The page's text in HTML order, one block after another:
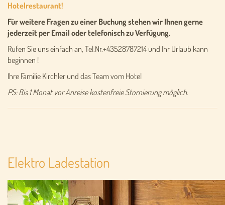
Hotelrestaurant!
Für weitere Fragen zu einer Buchung stehen wir Ihnen gerne
jederzeit per Email oder telefonisch zu Verfügung.
Rufen Sie uns einfach an, Tel.Nr.+43528787214 und Ihr Urlaub kann
beginnen !
Ihre Familie Kirchler und das Team vom Hotel
PS: Bis 1 Monat vor Anreise kostenfreie Stornierung möglich.
Elektro Ladestation